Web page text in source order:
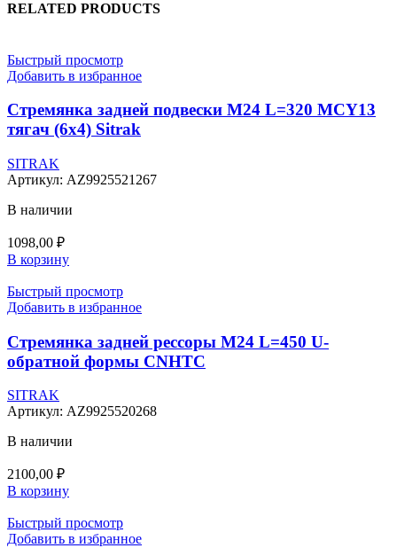
RELATED PRODUCTS
Быстрый просмотр
Добавить в избранное
Стремянка задней подвески М24 L=320 MCY13
тягач (6х4) Sitrak
SITRAK
Артикул: AZ9925521267
В наличии
1098,00 ₽
В корзину
Быстрый просмотр
Добавить в избранное
Стремянка задней рессоры М24 L=450 U-
обратной формы CNHTC
SITRAK
Артикул: AZ9925520268
В наличии
2100,00 ₽
В корзину
Быстрый просмотр
Добавить в избранное